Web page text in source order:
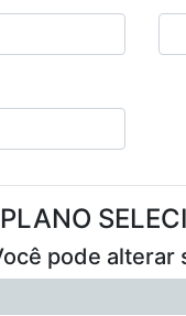
PLANO
pode alterar